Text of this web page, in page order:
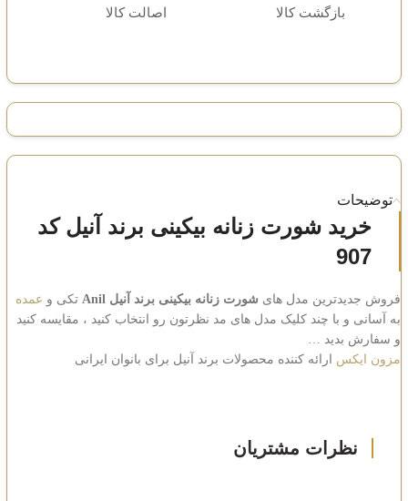
اصالت کالا
بازگشت کالا
توضیحات
خرید شورت زنانه بیکینی برند آنیل کد
907
فروش جدیدترین مدل های شورت زنانه بیکینی برند آنیل Anil تکی و عمده
به آسانی و با چند کلیک مدل های مد نظرتون رو انتخاب کنید ، مقایسه کنید
و سفارش بدید …
مزون ایکس ارائه کننده محصولات برند آنیل برای بانوان ایرانی